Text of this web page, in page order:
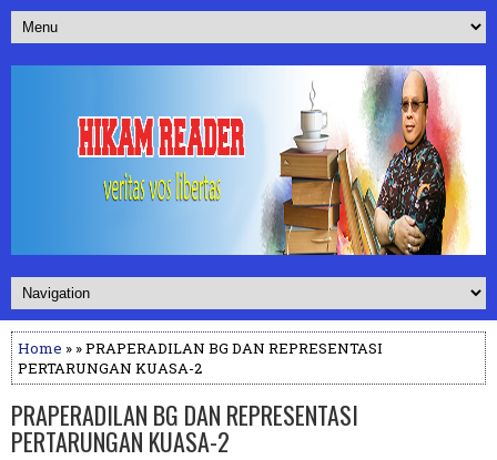
Home » » PRAPERADILAN BG DAN REPRESENTASI
PERTARUNGAN KUASA-2
PRAPERADILAN BG DAN REPRESENTASI
PERTARUNGAN KUASA-2